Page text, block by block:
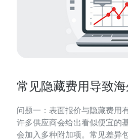
常见隐藏费用导致
问题一：表面报价与隐藏费用
许多供应商会给出看似便宜的
会加入多种附加项。常见差异